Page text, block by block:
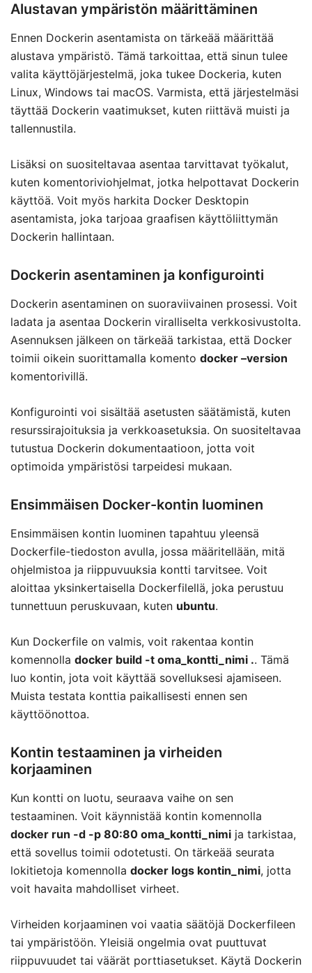
Alustavan ympäristön määrittäminen
Ennen Dockerin asentamista on tärkeää määrittää
alustava ympäristö. Tämä tarkoittaa, että sinun tulee
valita käyttöjärjestelmä, joka tukee Dockeria, kuten
Linux, Windows tai macOS. Varmista, että järjestelmäsi
täyttää Dockerin vaatimukset, kuten riittävä muisti ja
tallennustila.
Lisäksi on suositeltavaa asentaa tarvittavat työkalut,
kuten komentoriviohjelmat, jotka helpottavat Dockerin
käyttöä. Voit myös harkita Docker Desktopin
asentamista, joka tarjoaa graafisen käyttöliittymän
Dockerin hallintaan.
Dockerin asentaminen ja konfigurointi
Dockerin asentaminen on suoraviivainen prosessi. Voit
ladata ja asentaa Dockerin viralliselta verkkosivustolta.
Asennuksen jälkeen on tärkeää tarkistaa, että Docker
toimii oikein suorittamalla komento docker –version
komentorivillä.
Konfigurointi voi sisältää asetusten säätämistä, kuten
resurssirajoituksia ja verkkoasetuksia. On suositeltavaa
tutustua Dockerin dokumentaatioon, jotta voit
optimoida ympäristösi tarpeidesi mukaan.
Ensimmäisen Docker-kontin luominen
Ensimmäisen kontin luominen tapahtuu yleensä
Dockerfile-tiedoston avulla, jossa määritellään, mitä
ohjelmistoa ja riippuvuuksia kontti tarvitsee. Voit
aloittaa yksinkertaisella Dockerfilellä, joka perustuu
tunnettuun peruskuvaan, kuten ubuntu.
Kun Dockerfile on valmis, voit rakentaa kontin
komennolla docker build -t oma_kontti_nimi .. Tämä
luo kontin, jota voit käyttää sovelluksesi ajamiseen.
Muista testata konttia paikallisesti ennen sen
käyttöönottoa.
Kontin testaaminen ja virheiden
korjaaminen
Kun kontti on luotu, seuraava vaihe on sen
testaaminen. Voit käynnistää kontin komennolla
docker run -d -p 80:80 oma_kontti_nimi ja tarkistaa,
että sovellus toimii odotetusti. On tärkeää seurata
lokitietoja komennolla docker logs kontin_nimi, jotta
voit havaita mahdolliset virheet.
Virheiden korjaaminen voi vaatia säätöjä Dockerfileen
tai ympäristöön. Yleisiä ongelmia ovat puuttuvat
riippuvuudet tai väärät porttiasetukset. Käytä Dockerin